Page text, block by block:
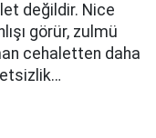
değildir. Nice
görür, zulmü
cehaletten daha